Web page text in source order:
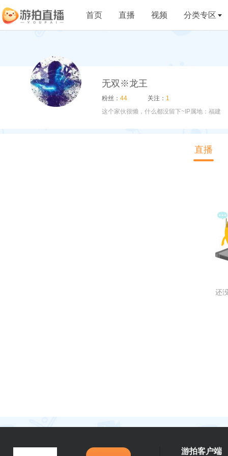
首页 直播 视频 分类专区
无双※龙王
粉丝： 44 关注： 1
这个家伙很懒，什么都没留下~ IP属地：福建
直播
还
游拍客户端